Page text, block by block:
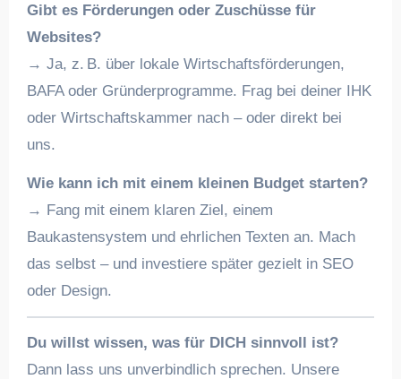
Gibt es Förderungen oder Zuschüsse für
Websites?
→ Ja, z. B. über lokale Wirtschaftsförderungen,
BAFA oder Gründerprogramme. Frag bei deiner IHK
oder Wirtschaftskammer nach – oder direkt bei
uns.
Wie kann ich mit einem kleinen Budget starten?
→ Fang mit einem klaren Ziel, einem
Baukastensystem und ehrlichen Texten an. Mach
das selbst – und investiere später gezielt in SEO
oder Design.
Du willst wissen, was für DICH sinnvoll ist?
Dann lass uns unverbindlich sprechen. Unsere